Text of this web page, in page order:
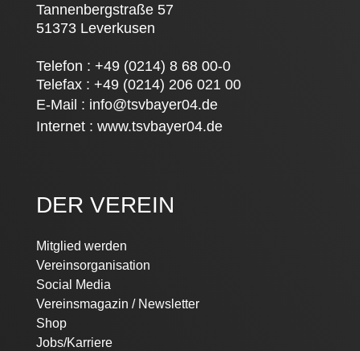
Tannenbergstraße 57
51373 Leverkusen
Telefon : +49 (0214) 8 68 00-0
Telefax : +49 (0214) 206 021 00
E-Mail : info@tsvbayer04.de
Internet : www.tsvbayer04.de
DER VEREIN
Navigation
überspringen
Mitglied werden
Vereinsorganisation
Social Media
Vereinsmagazin / Newsletter
Shop
Jobs/Karriere